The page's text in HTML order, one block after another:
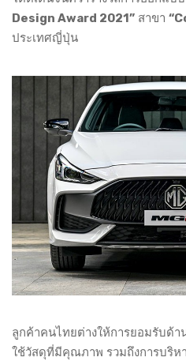
Design Award 2021” สาขา
ประเทศญี่ปุ่น
ลูกค้าคนไทยต่างให้การยอมรับด้
ใช้วัสดุที่มีคุณภาพ รวมถึงการบริห